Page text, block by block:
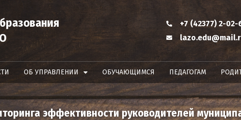
+7 (42377) 2-02-
ОБ УПРАВЛЕНИИ ОБУЧАЮЩИМСЯ ПЕДАГОГАМ
эффективности руководителей